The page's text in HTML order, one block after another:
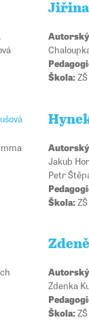
Jiřina
Škola:ZŠ
Jakub
Petr
Škola:
Zdenka
Škola:ZŠ